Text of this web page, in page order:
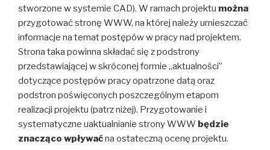
stworzone w systemie CAD). W ramach projektu można
przygotować stronę WWW, na której należy umieszczać
informacje na temat postępów w pracy nad projektem.
Strona taka powinna składać się z podstrony
przedstawiającej w skróconej formie „aktualności”
dotyczące postępów pracy opatrzone datą oraz
podstron poświęconych poszczególnym etapom
realizacji projektu (patrz niżej). Przygotowanie i
systematyczne uaktualnianie strony WWW będzie
znacząco wpływaćna ostateczną ocenę projektu.